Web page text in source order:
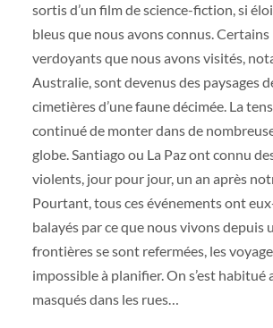
sortis d’un film de science-fiction, si
bleus que nous avons connus.
verdoyants que nous avons visités,
Australie, sont devenus des paysages
cimetières d’une faune décimée. La
continué de monter dans de
globe. Santiago ou La Paz ont connu
violents, jour pour jour, un an après
Pourtant, tous ces événements ont
balayés par ce que nous vivons depuis
frontières se sont refermées, les
impossible à planifier. On s’est habitué
masqués dans les rues…